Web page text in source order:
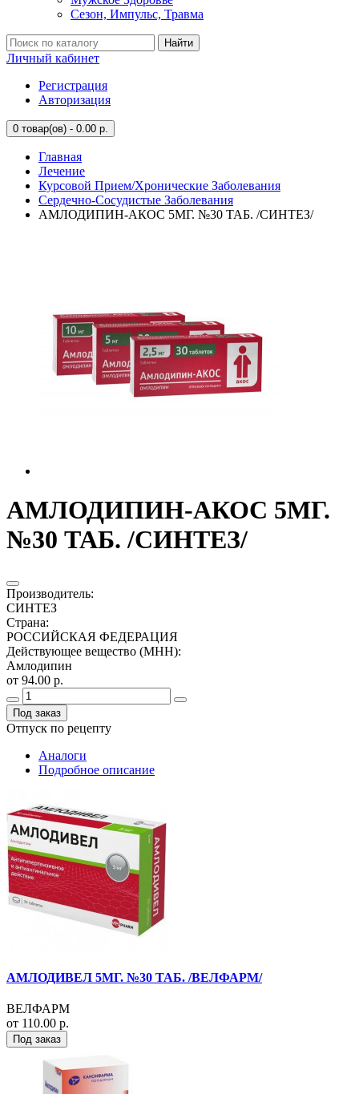
Сезон, Импульс, Травма
Найти
Личный кабинет
Регистрация
Авторизация
0 товар(ов) - 0.00 р.
Главная
Лечение
Курсовой Прием/Хронические Заболевания
Сердечно-Сосудистые Заболевания
АМЛОДИПИН-АКОС 5МГ. №30 ТАБ. /СИНТЕЗ/
АМЛОДИПИН-АКОС 5МГ.
№30 ТАБ. /СИНТЕЗ/
Производитель:
СИНТЕЗ
Страна:
РОССИЙСКАЯ ФЕДЕРАЦИЯ
Действующее вещество (МНН):
Амлодипин
от 94.00 р.
Под заказ
Отпуск по рецепту
Аналоги
Подробное описание
АМЛОДИВЕЛ 5МГ. №30 ТАБ. /ВЕЛФАРМ/
ВЕЛФАРМ
от 110.00 р.
Под заказ